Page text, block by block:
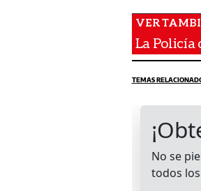
La Policía